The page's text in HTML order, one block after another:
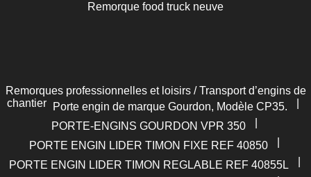
Remorque food truck neuve
Remorques professionnelles et loisirs / Transport d’engins de
chantier
Porte engin de marque Gourdon, Modèle CP35.
PORTE-ENGINS GOURDON VPR 350
PORTE ENGIN LIDER TIMON FIXE REF 40850
PORTE ENGIN LIDER TIMON REGLABLE REF 40855L